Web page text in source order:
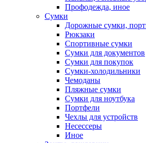
Профодежда, иное
Сумки
Дорожные сумки,
Рюкзаки
Спортивные сумки
Сумки для документов
Сумки для покупок
Сумки-холодильники
Чемоданы
Пляжные сумки
Сумки для ноутбука
Портфели
Чехлы для устройств
Несессеры
Иное